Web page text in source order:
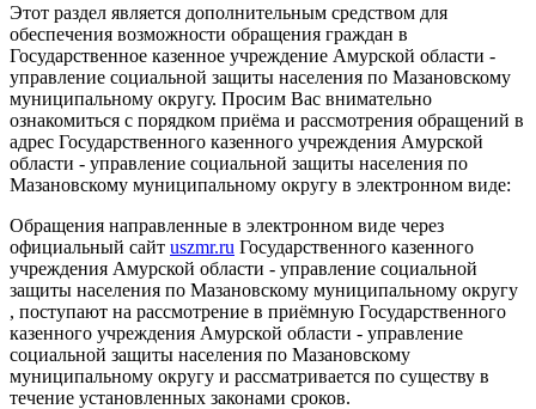
Этот раздел является дополнительным средством для
обеспечения возможности обращения граждан в
Государственное казенное учреждение Амурской области -
управление социальной защиты населения по Мазановскому
муниципальному округу. Просим Вас внимательно
ознакомиться с порядком приёма и рассмотрения обращений в
адрес Государственного казенного учреждения Амурской
области - управление социальной защиты населения по
Мазановскому муниципальному округу в электронном виде:
Обращения направленные в электронном виде через
официальный сайт uszmr.ru Государственного казенного
учреждения Амурской области - управление социальной
защиты населения по Мазановскому муниципальному округу
, поступают на рассмотрение в приёмную Государственного
казенного учреждения Амурской области - управление
социальной защиты населения по Мазановскому
муниципальному округу и рассматривается по существу в
течение установленных законами сроков.